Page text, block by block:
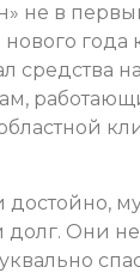
не в
года
средства
Они не